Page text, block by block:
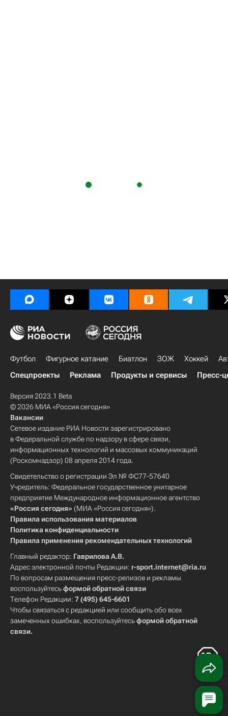
Футбол Фигурное катание Биатлон ЗОЖ Хоккей
Спецпроекты
Реклама Продукты и сервисы Пресс-
Версия 2023.1 Beta
© 2026 МИА «Россия сегодня»
Вакансии
Сетевое издание РИА Новости зарегистрировано
в Федеральной службе по надзору в сфере связи,
информационных технологий и массовых коммуникаций
(Роскомнадзор) 08 апреля 2014 года.
Свидетельство о регистрации Эл № ФС77-57640
Учредитель: Федеральное государственное унитарное
предприятие Международное информационное агентство
«Россия сегодня» (МИА «Россия сегодня»).
Правила использования материалов
Политика конфиденциальности
Правила применения рекомендательных технологий
Главный редактор: Гаврилова А.В.
Адрес электронной почты Редакции: r-sport.internet@ria.ru
По вопросам размещения пресс-релизов и рекламы
воспользуйтесьформой обратной связи
Телефон Редакции: 7 (495) 645-6601
Чтобы связаться с редакцией или сообщить обо всех
замеченных ошибках, воспользуйтесьформой обратной
связи.